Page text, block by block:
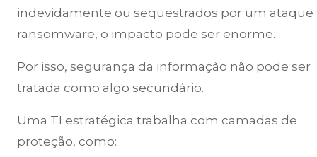
indevidamente ou sequestrados por um ataque
ransomware, o impacto pode ser enorme.
Por isso, segurança da informação não pode ser
tratada como algo secundário.
Uma TI estratégica trabalha com camadas de
proteção, como: